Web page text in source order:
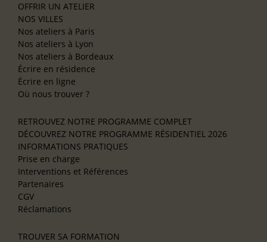
OFFRIR UN ATELIER
NOS VILLES
Nos ateliers à Paris
Nos ateliers à Lyon
Nos ateliers à Bordeaux
Écrire en résidence
Écrire en ligne
Où nous trouver ?
RETROUVEZ NOTRE PROGRAMME COMPLET
DÉCOUVREZ NOTRE PROGRAMME RÉSIDENTIEL 2026
INFORMATIONS PRATIQUES
Prise en charge
Interventions et Références
Partenaires
CGV
Réclamations
TROUVER SA FORMATION